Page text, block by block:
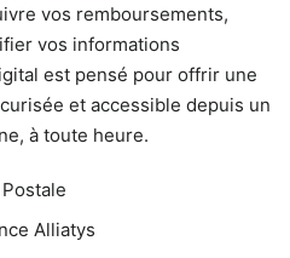
vos remboursements,
vos informations
est pensé pour offrir une
et accessible depuis un
à toute heure.
Alliatys